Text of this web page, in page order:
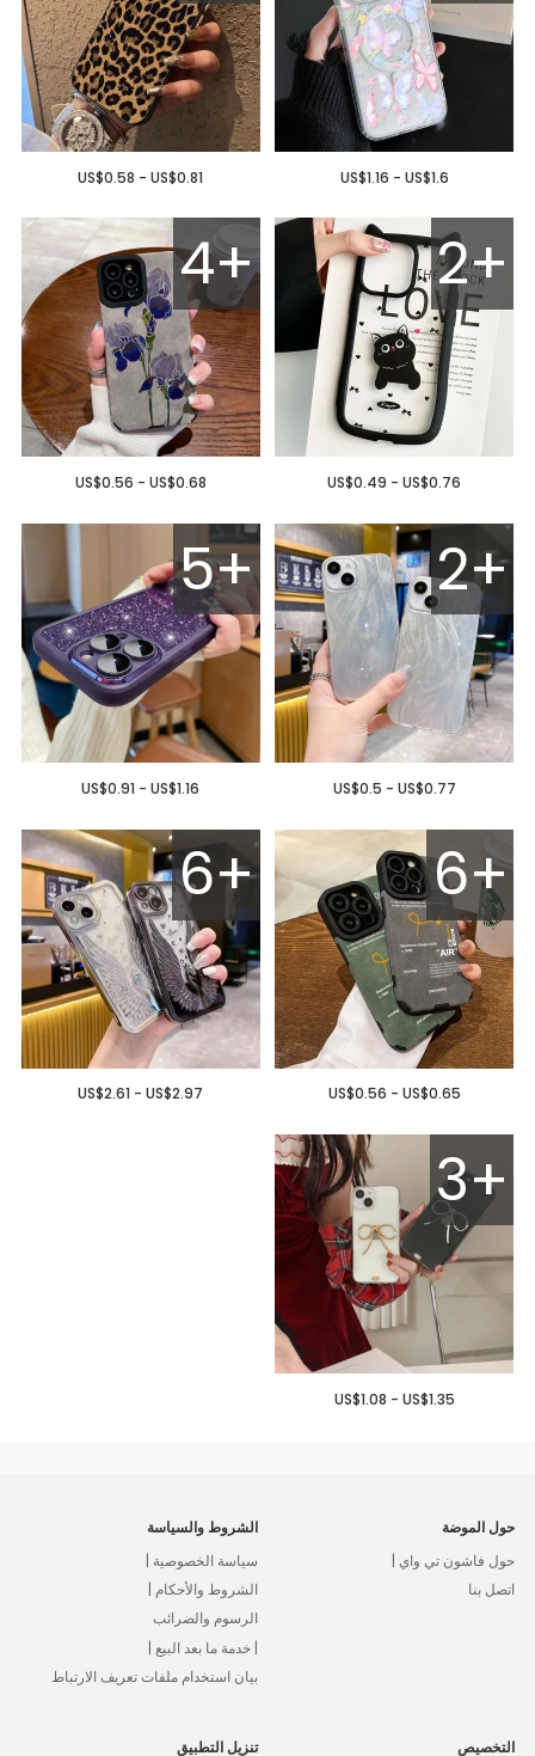
US$1.16 - US$1.6
US$0.58 - US$0.81
2+
US$0.49 - US$0.76
4+
US$0.56 - US$0.68
2+
US$0.5 - US$0.77
5+
US$0.91 - US$1.16
6+
US$0.56 - US$0.65
6+
US$2.61 - US$2.97
3+
US$1.08 - US$1.35
حول الموضة
حول فاشون تي واي |
اتصل بنا
الشروط والسياسة
سياسة الخصوصية |
الشروط والأحكام |
الرسوم والضرائب
| خدمة ما بعد البيع |
بيان استخدام ملفات تعريف الارتباط
التخصيص تنزيل التطبيق